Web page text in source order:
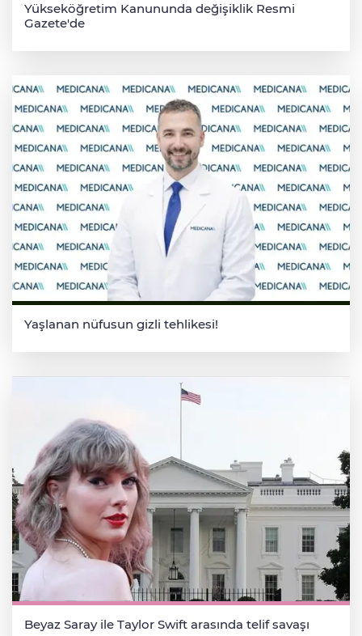
Yükseköğretim Kanununda değişiklik Resmi
Gazete'de
Yaşlanan nüfusun gizli tehlikesi!
Beyaz Saray ile Taylor Swift arasında telif savaşı